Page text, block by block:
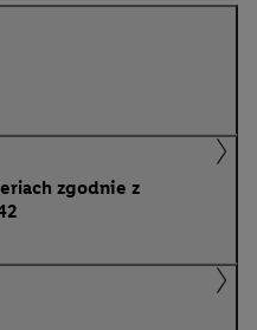
zgodnie z